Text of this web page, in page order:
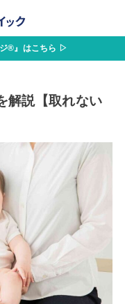
®』はこちら ▷
解説【取れない